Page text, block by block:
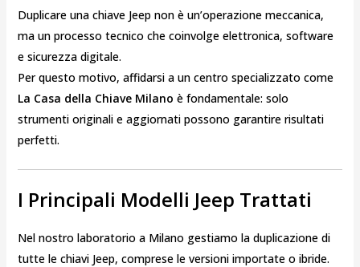
Duplicare una chiave Jeep non è un’operazione meccanica,
ma un processo tecnico che coinvolge elettronica, software
e sicurezza digitale.
Per questo motivo, affidarsi a un centro specializzato come
La Casa della Chiave Milano è fondamentale: solo
strumenti originali e aggiornati possono garantire risultati
perfetti.
I Principali Modelli Jeep Trattati
Nel nostro laboratorio a Milano gestiamo la duplicazione di
tutte le chiavi Jeep, comprese le versioni importate o ibride.